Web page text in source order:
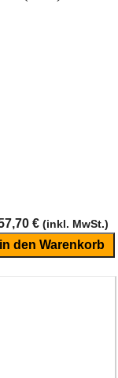
€ (inkl. MwSt.)